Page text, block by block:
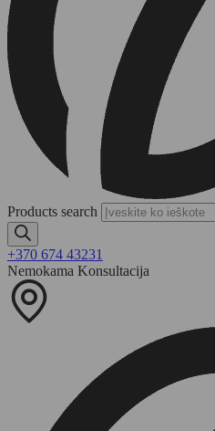
Products search
+370 674 43231
Nemokama Konsultacija